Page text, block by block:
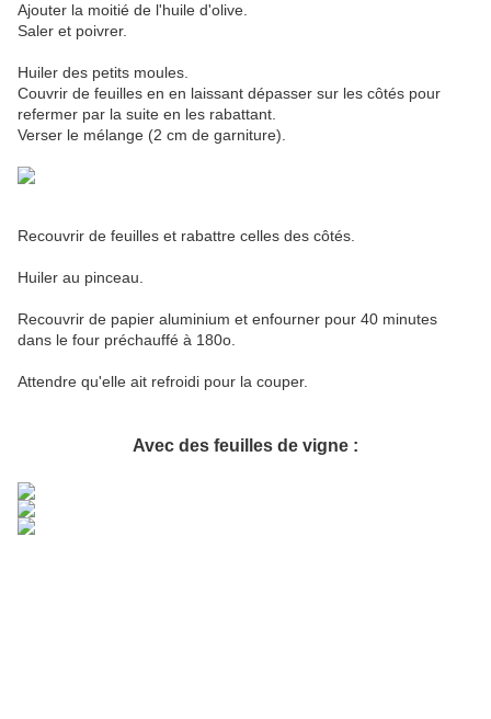
Ajouter la moitié de l'huile d'olive.
Saler et poivrer.
Huiler des petits moules.
Couvrir de feuilles en en laissant dépasser sur les côtés pour
refermer par la suite en les rabattant.
Verser le mélange (2 cm de garniture).
Recouvrir de feuilles et rabattre celles des côtés.
Huiler au pinceau.
Recouvrir de papier aluminium et enfourner pour 40 minutes
dans le four préchauffé à 180o.
Attendre qu'elle ait refroidi pour la couper.
Avec des feuilles de vigne :